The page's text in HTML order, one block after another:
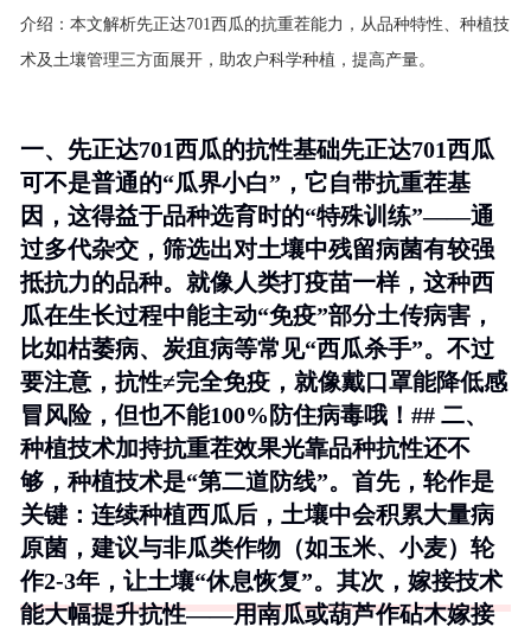
介绍： 本文解析先正达701西瓜的抗重茬能力，从品种特性、种植技
术及土壤管理三方面展开，助农户科学种植，提高产量。
一、先正达701西瓜的抗性基础先正达701西瓜
可不是普通的“瓜界小白”，它自带抗重茬基
因，这得益于品种选育时的“特殊训练”——通
过多代杂交，筛选出对土壤中残留病菌有较强
抵抗力的品种。就像人类打疫苗一样，这种西
瓜在生长过程中能主动“免疫”部分土传病害，
比如枯萎病、炭疽病等常见“西瓜杀手”。不过
要注意，抗性≠完全免疫，就像戴口罩能降低感
冒风险，但也不能100%防住病毒哦！## 二、
种植技术加持抗重茬效果光靠品种抗性还不
够，种植技术是“第二道防线”。首先，轮作是
关键：连续种植西瓜后，土壤中会积累大量病
原菌，建议与非瓜类作物（如玉米、小麦）轮
作2-3年，让土壤“休息恢复”。其次，嫁接技术
能大幅提升抗性——用南瓜或葫芦作砧木嫁接